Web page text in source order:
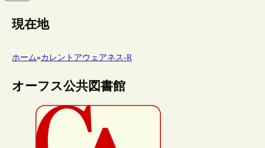
現在地
ホーム»カレントアウェアネス-R
オーフス公共図書館